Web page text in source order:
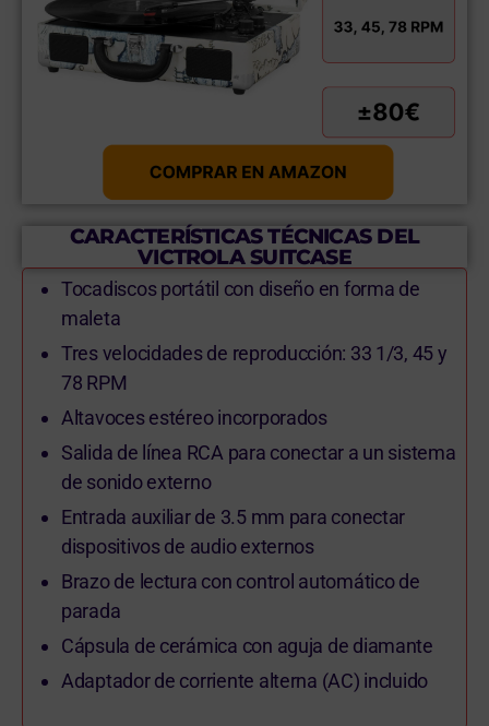
CARACTERÍSTICAS TÉCNICAS DEL
VICTROLA SUITCASE
Tocadiscos portátil con diseño en forma de
maleta
Tres velocidades de reproducción: 33 1/3, 45 y
78 RPM
Altavoces estéreo incorporados
Salida de línea RCA para conectar a un sistema
de sonido externo
Entrada auxiliar de 3.5 mm para conectar
dispositivos de audio externos
Brazo de lectura con control automático de
parada
Cápsula de cerámica con aguja de diamante
Adaptador de corriente alterna (AC) incluido